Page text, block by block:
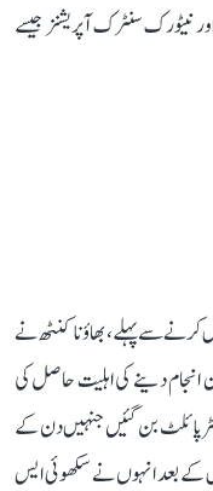
نیٹورک سنٹرک آپریشنز جیسے
کرنے سے پہلے، بھاؤنا کنٹھ نے
انجام دینے کی اہلیت حاصل کی
پائلٹ بن گئیں جنہیں دن کے
کے بعد انہوں نے سکھوئی ایس